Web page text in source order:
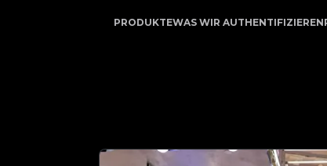
Partner für Luxusauthentifizierung | No.1
PRODUKTEWAS WIR AUTHENTIFIZIEREN